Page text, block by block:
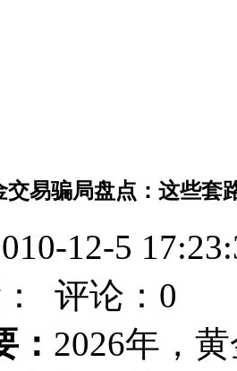
交易骗局盘点：这些套
12-5
评论：0
： 2026年，